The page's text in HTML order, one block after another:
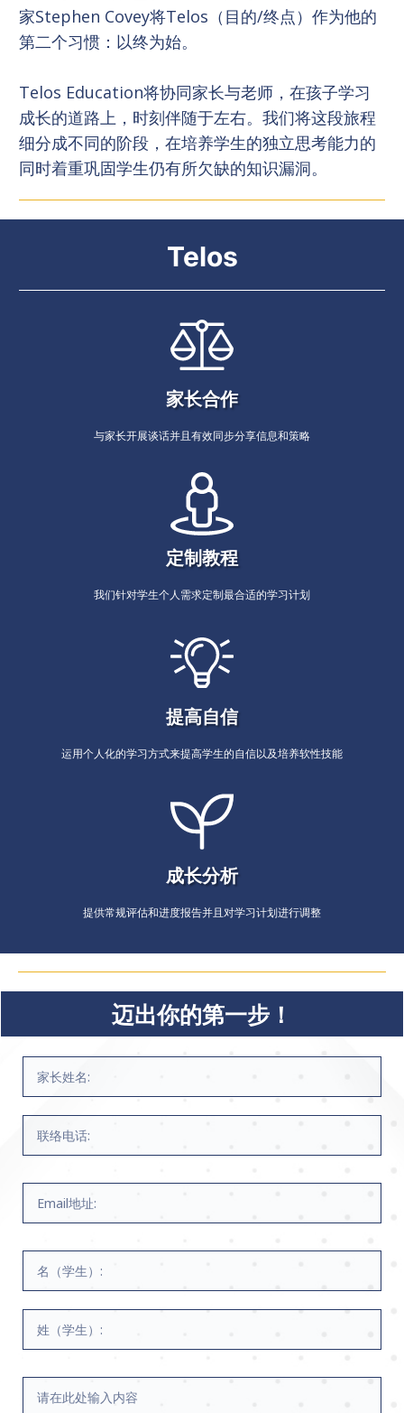
家Stephen Covey将Telos（目的/终点）作为他的
第二个习惯：以终为始。
Telos Education将协同家长与老师，在孩子学习
成长的道路上，时刻伴随于左右。我们将这段旅程
细分成不同的阶段，在培养学生的独立思考能力的
同时着重巩固学生仍有所欠缺的知识漏洞。
Telos
家长合作
与家长开展谈话并且有效同步分享信息和策略
定制教程
我们针对学生个人需求定制最合适的学习计划
提高自信
运用个人化的学习方式来提高学生的自信以及培养软性技能
成长分析
提供常规评估和进度报告并且对学习计划进行调整
迈出你的第一步！